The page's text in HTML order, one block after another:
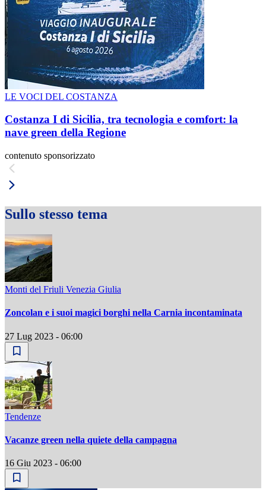
LE VOCI DEL COSTANZA
Costanza I di Sicilia, tra tecnologia e comfort: la
nave green della Regione
contenuto sponsorizzato
Sullo stesso tema
Monti del Friuli Venezia Giulia
Zoncolan e i suoi magici borghi nella Carnia incontaminata
27 Lug 2023 - 06:00
Tendenze
Vacanze green nella quiete della campagna
16 Giu 2023 - 06:00